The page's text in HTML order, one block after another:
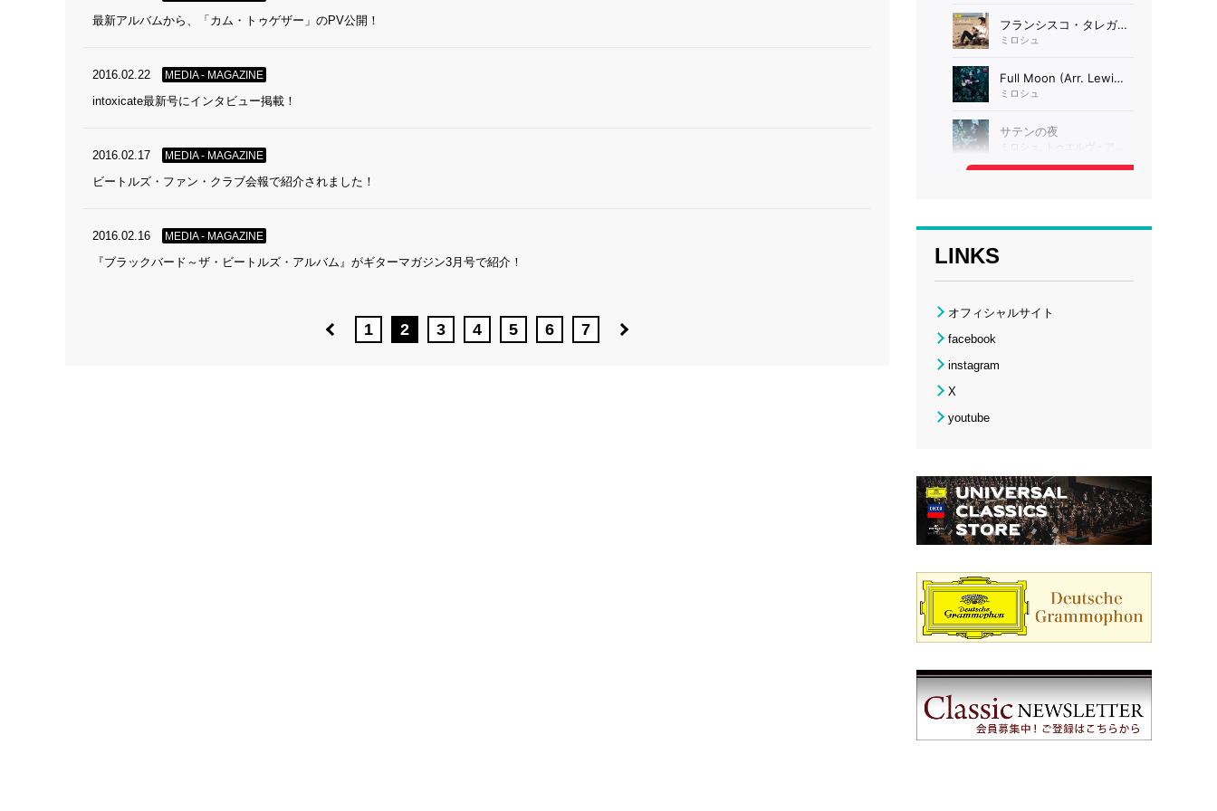
最新アルバムから、「カム・トゥゲザー」のPV公開！
2016.02.22 MEDIA - MAGAZINE
intoxicate最新号にインタビュー掲載！
2016.02.17 MEDIA - MAGAZINE
ビートルズ・ファン・クラブ会報で紹介されました！
2016.02.16 MEDIA - MAGAZINE
『ブラックバード～ザ・ビートルズ・アルバム』がギターマガジン3月号で紹介！
1 2 3 4 5 6 7
LINKS
オフィシャルサイト
facebook
instagram
X
youtube